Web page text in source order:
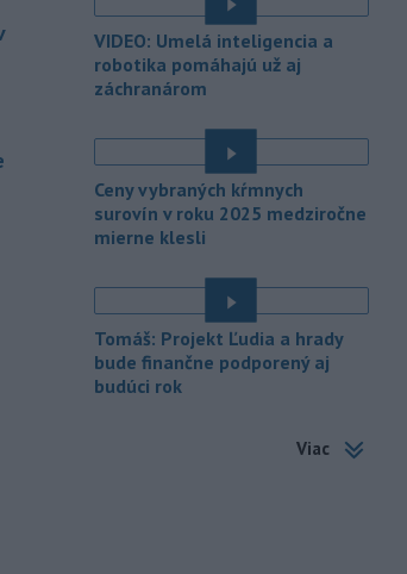
18:19 - Polícia v súčinnosti s ďalšími
záchrannými zložkami zasahuje
termálnom kúpalisku v Diakovciach.
Bratislave, Komárne a Štúrove v
prvom polroku 2026 zaznamenali
spolu 1827 pristátí osobných
kajutových a výletných plavidiel.
amerického Senátu vo štvrtok
označil lekára Anthonyho Fauciho za
osobu brániacu vyšetrovacím
právomociam Kongresu.
útokoch zabili najmenej 38
VIDEO: Umelá inteligencia a
robotika pomáhajú už aj
záchranárom
Ceny vybraných kŕmnych
surovín v roku 2025 medziročne
mierne klesli
Tomáš: Projekt Ľudia a hrady
bude finančne podporený aj
budúci rok
Viac